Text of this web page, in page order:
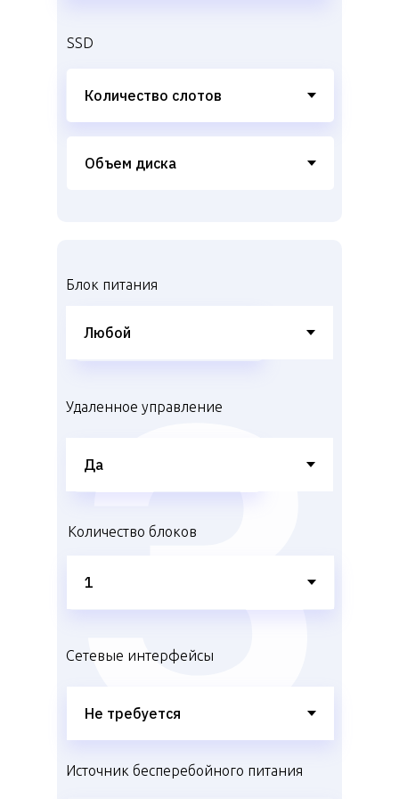
SSD
Блок питания
Удаленное управление
Количество блоков
Источник бесперебойного питания
Сетевые интерфейсы